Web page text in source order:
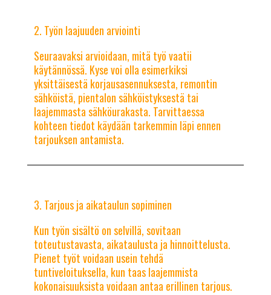
Työn laajuuden arviointi
Seuraavaksi arvioidaan, mitä työ vaatii
käytännössä. Kyse voi olla esimerkiksi
yksittäisestä korjausasennuksesta, remontin
sähköistä, pientalon sähköistyksestä tai
laajemmasta sähköurakasta. Tarvittaessa
kohteen tiedot käydään tarkemmin läpi ennen
tarjouksen antamista.
Tarjous ja aikataulun sopiminen
Kun työn sisältö on selvillä, sovitaan
toteutustavasta, aikataulusta ja hinnoittelusta.
Pienet työt voidaan usein tehdä
tuntiveloituksella, kun taas laajemmista
kokonaisuuksista voidaan antaa erillinen tarjous.